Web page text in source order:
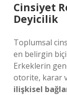
Cinsiyet
Deyicilik
Toplumsal
en belirgin
Erkeklerin
otorite, karar
ilişkisel